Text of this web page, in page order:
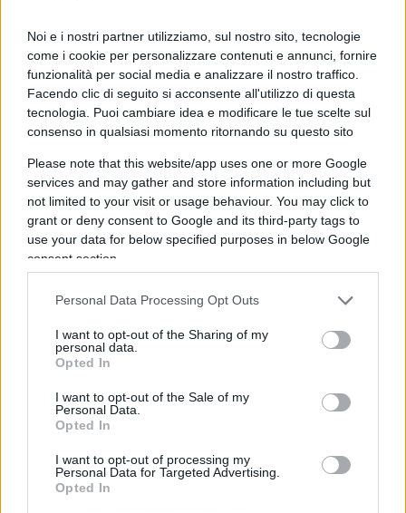
Noi e i nostri partner utilizziamo, sul nostro sito, tecnologie
come i cookie per personalizzare contenuti e annunci, fornire
funzionalità per social media e analizzare il nostro traffico.
Facendo clic di seguito si acconsente all'utilizzo di questa
tecnologia. Puoi cambiare idea e modificare le tue scelte sul
consenso in qualsiasi momento ritornando su questo sito
Please note that this website/app uses one or more Google
services and may gather and store information including but
not limited to your visit or usage behaviour. You may click to
grant or deny consent to Google and its third-party tags to
use your data for below specified purposes in below Google
consent section.
Personal Data Processing Opt Outs
I want to opt-out of the Sharing of my
personal data.
Opted In
I want to opt-out of the Sale of my
Personal Data.
Opted In
I want to opt-out of processing my
Personal Data for Targeted Advertising.
Opted In
del popolo italiano, che è stata ben orientata e ha
dimostrato un attaccamento allo Stato perché
l’affluenza ha avuto numeri altissimi. È chiaro che
bisogna affrontare il problema della giustizia
l’impegno di rendere la giustizia più giusta ed
efficiente non finisce oggi”.
Ma la Imparato, ospite diQuarta Repubblica, ha
fatto anche una rivelazione clamorosa. Intanto ha
raccontato di aver riconosciuto numerosi colleghi
Tribunale di Napoli e colleghi dell’ufficio di
procura. Ma non solo: “Quello che abbiamo visto
è solo una delle piccole cose di questi mesi.
messaggi del tipo ‘vanno sparati’ riferendosi ai
rappresentanti di lista che si presentavano con i
vessilli del Sì”. Un comportamento che per
Imparato è “fuori dalla grammatica istituzionale” e